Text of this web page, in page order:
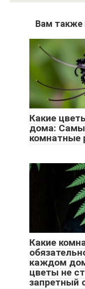
Вам также
Какие
дома:
комнатные
Какие
каждом
цветы не
запретный